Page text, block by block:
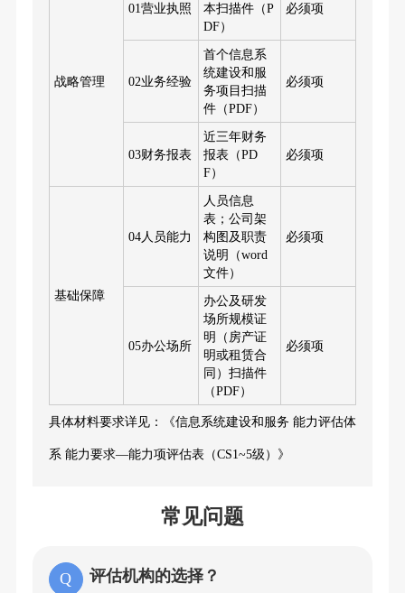
战略管理
01营业执照
本扫描件（P
DF）
必须项
02业务经验
首个信息系
统建设和服
务项目扫描
件（PDF）
必须项
03财务报表
近三年财务
报表（PD
F）
必须项
基础保障
04人员能力
人员信息
表；公司架
构图及职责
说明（word
文件）
必须项
05办公场所
办公及研发
场所规模证
明（房产证
明或租赁合
同）扫描件
（PDF）
必须项
具体材料要求详见：《信息系统建设和服务 能力评估体
系 能力要求—能力项评估表（CS1~5级）》
常见问题
评估机构的选择？